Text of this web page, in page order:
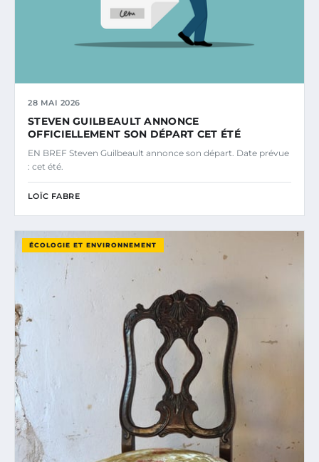
28 MAI 2026
STEVEN GUILBEAULT ANNONCE
OFFICIELLEMENT SON DÉPART CET ÉTÉ
EN BREF Steven Guilbeault annonce son départ. Date prévue
: cet été.
LOÏC FABRE
ÉCOLOGIE ET ENVIRONNEMENT